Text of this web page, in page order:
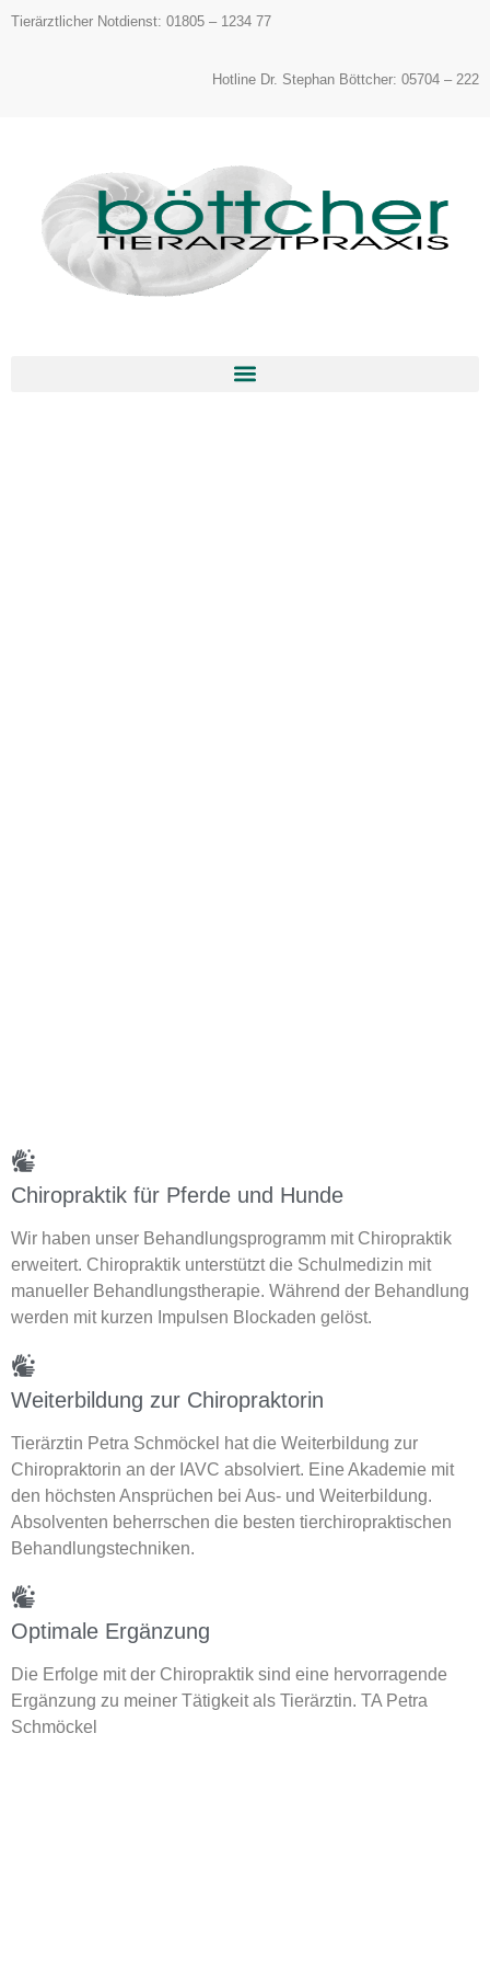
springen
Tierärztlicher Notdienst: 01805 – 1234 77
Hotline Dr. Stephan Böttcher: 05704 – 222
Chiropraktik für Pferde und Hunde
Wir haben unser Behandlungsprogramm mit Chiropraktik
erweitert. Chiropraktik unterstützt die Schulmedizin mit
manueller Behandlungstherapie. Während der Behandlung
werden mit kurzen Impulsen Blockaden gelöst.
Weiterbildung zur Chiropraktorin
Tierärztin Petra Schmöckel hat die Weiterbildung zur
Chiropraktorin an der IAVC absolviert. Eine Akademie mit
den höchsten Ansprüchen bei Aus- und Weiterbildung.
Absolventen beherrschen die besten tierchiropraktischen
Behandlungstechniken.
Optimale Ergänzung
Die Erfolge mit der Chiropraktik sind eine hervorragende
Ergänzung zu meiner Tätigkeit als Tierärztin. TA Petra
Schmöckel